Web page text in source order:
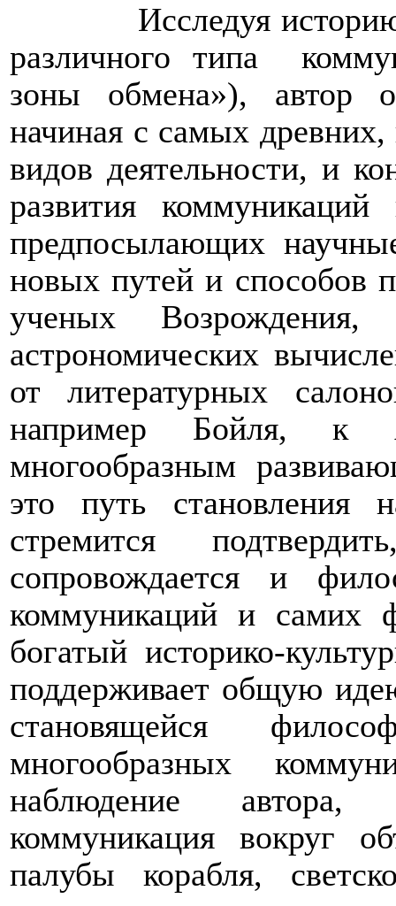
Исследуя
различного типа
зоны обмена»), автор
начиная с самых
видов деятельности, и
развития коммуникаций
предпосылающих
новых путей и способов
ученых Возрождения,
астрономических
от литературных
например Бойля, к
многообразным
это путь становления
стремится
сопровождается и
коммуникаций и самих
богатый историко-
поддерживает общую
становящейся
многообразных
наблюдение автора,
коммуникация вокруг
палубы корабля,